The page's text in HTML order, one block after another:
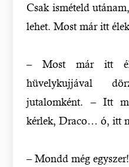
Csak ismételd
lehet. Most már itt
– Most már itt
hüvelykujjával
jutalomként. – Itt
kérlek, Draco… ó, itt
– Mondd még